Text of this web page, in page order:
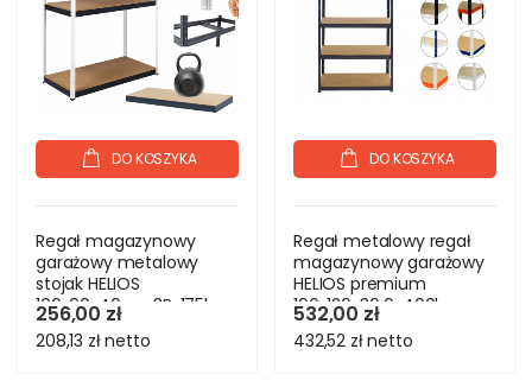
DO KOSZYKA
Regał magazynowy
garażowy metalowy
stojak HELIOS
106x90x40cm 3Px175kg
256,00 zł
208,13 złnetto
DO KOSZYKA
Regał metalowy regał
magazynowy garażowy
HELIOS premium
196x120x30 6x400kg
532,00 zł
432,52 złnetto